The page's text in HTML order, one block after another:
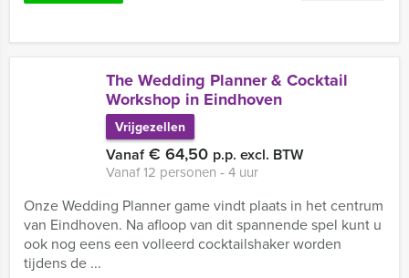
The Wedding Planner & Cocktail
Workshop in Eindhoven
Vrijgezellen
Vanaf€ 64,50 p.p. excl. BTW
Vanaf 12 personen ‐ 4 uur
Onze Wedding Planner game vindt plaats in het centrum
van Eindhoven. Na afloop van dit spannende spel kunt u
ook nog eens een volleerd cocktailshaker worden
tijdens de ...